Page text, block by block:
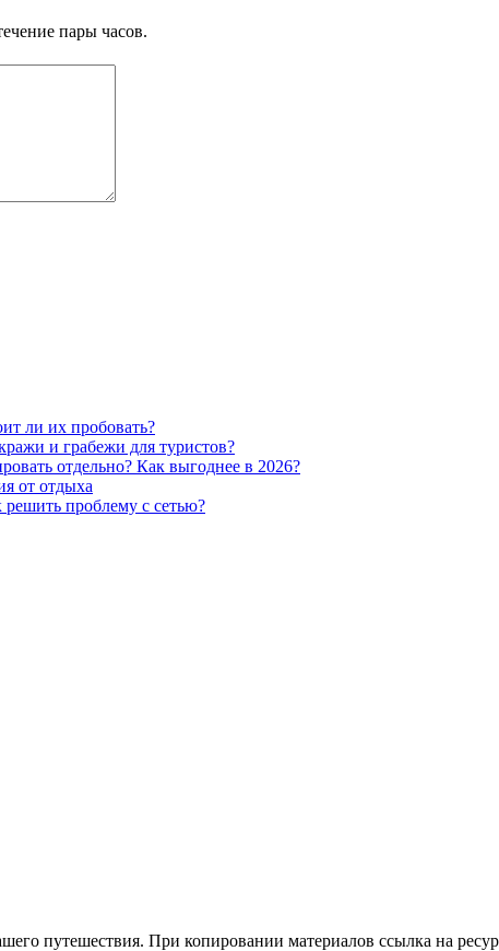
пары часов.
ли их пробовать?
и грабежи для туристов?
отдельно? Как выгоднее в 2026?
от отдыха
проблему с сетью?
путешествия. При копировании материалов ссылка на